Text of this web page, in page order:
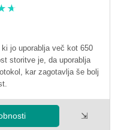
jo uporablja več kot 650
storitve je, da uporablja
kar zagotavlja še bolj
⇲